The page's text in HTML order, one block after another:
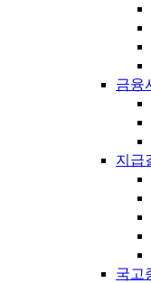
금융
지급
국고